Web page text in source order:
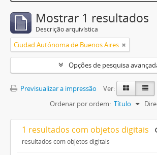
Mostrar 1 resultados
Descrição arquivística
Ciudad Autónoma de Buenos Aires
Opções de pesquisa
Previsualizar a impressão
Ver:
Ordenar por ordem: Título
1 resultados com objetos digitais
resultados com objetos digitais